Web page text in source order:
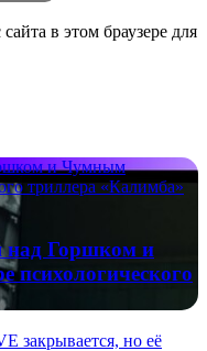
в этом браузере для
и Чумным
триллера «Калимба»
над Горшком и
психологического
закрывается, но её